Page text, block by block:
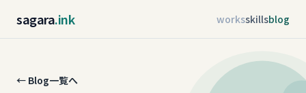
sagara.ink worksskillsblog
← Blog一覧へ